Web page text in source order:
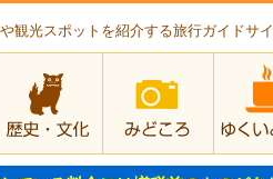
光スポットを紹介する旅行ガイドサイ
みどころ